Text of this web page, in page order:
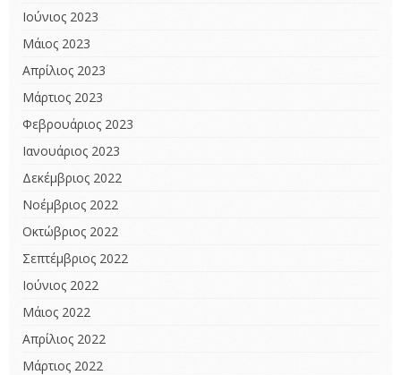
Ιούνιος 2023
Μάιος 2023
Απρίλιος 2023
Μάρτιος 2023
Φεβρουάριος 2023
Ιανουάριος 2023
Δεκέμβριος 2022
Νοέμβριος 2022
Οκτώβριος 2022
Σεπτέμβριος 2022
Ιούνιος 2022
Μάιος 2022
Απρίλιος 2022
Μάρτιος 2022